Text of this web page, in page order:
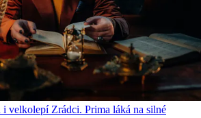
velkolepí Zrádci. Prima láká na silné